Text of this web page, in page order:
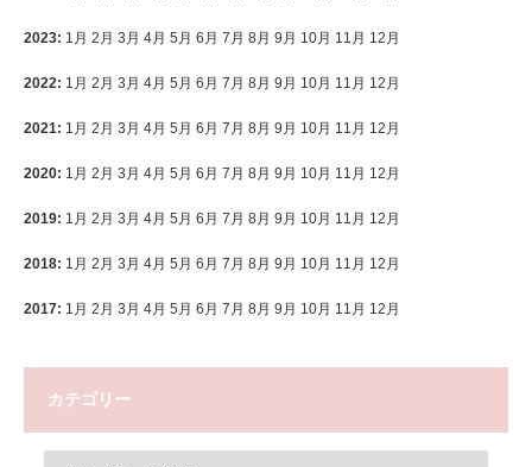
2023: 1月 2月 3月 4月 5月 6月 7月 8月 9月 10月 11月 12月
2022: 1月 2月 3月 4月 5月 6月 7月 8月 9月 10月 11月 12月
2021: 1月 2月 3月 4月 5月 6月 7月 8月 9月 10月 11月 12月
2020: 1月 2月 3月 4月 5月 6月 7月 8月 9月 10月 11月 12月
2019: 1月 2月 3月 4月 5月 6月 7月 8月 9月 10月 11月 12月
2018: 1月 2月 3月 4月 5月 6月 7月 8月 9月 10月 11月 12月
2017: 1月 2月 3月 4月 5月 6月 7月 8月 9月 10月 11月 12月
カテゴリー